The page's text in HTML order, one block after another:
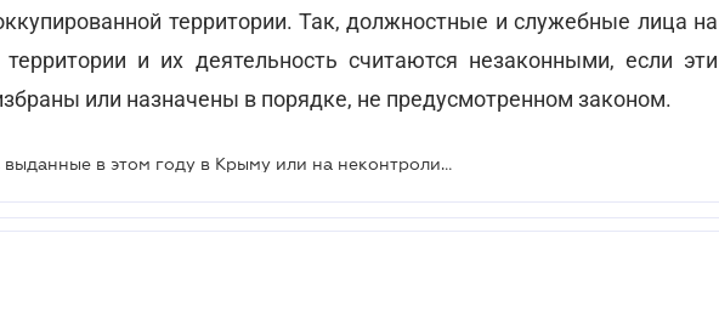
территории. Так, должностные и служебные лица на
и их деятельность считаются незаконными, если эти
или назначены в порядке, не предусмотренном законом.
Больничные, выданные в этом году в Крыму или на неконтролируемой территории, недействительны